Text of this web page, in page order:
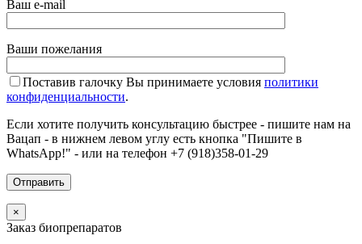
Ваш e-mail
Ваши пожелания
Поставив галочку Вы принимаете условия политики
конфиденциальности.
Если хотите получить консультацию быстрее - пишите нам на
Вацап - в нижнем левом углу есть кнопка "Пишите в
WhatsApp!" - или на телефон +7 (918)358-01-29
×
Заказ биопрепаратов